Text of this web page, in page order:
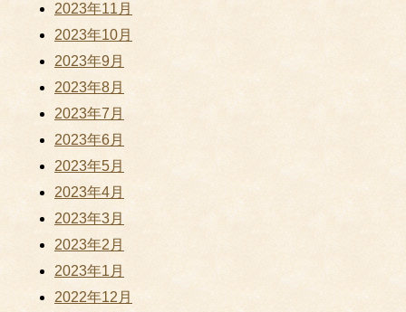
2023年11月
2023年10月
2023年9月
2023年8月
2023年7月
2023年6月
2023年5月
2023年4月
2023年3月
2023年2月
2023年1月
2022年12月